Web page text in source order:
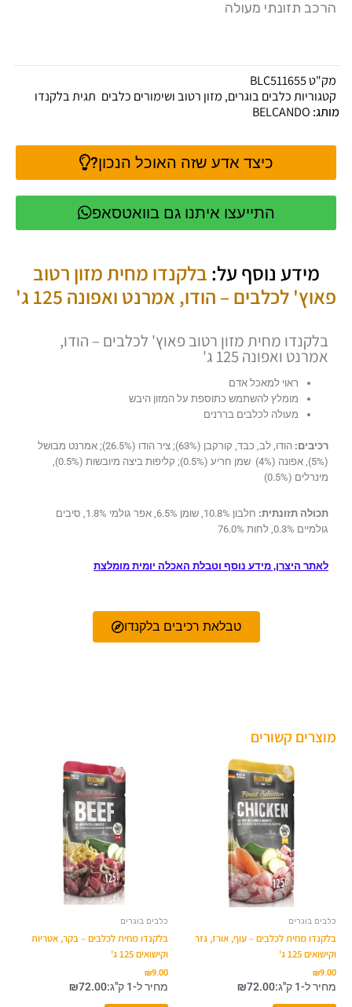
הרכב תזונתי מעולה
מק"טBLC511655
קטגוריותכלבים בוגרים, מזון רטוב ושימורים כלבים תגיתבלקנדו
מותג: BELCANDO
כיצד אדע שזה האוכל הנכון?
התייעצו איתנו גם בוואטסאפ
מידע נוסף על: בלקנדו מחית מזון רטוב
פאוץ' לכלבים – הודו, אמרנט ואפונה 125 ג'
בלקנדו מחית מזון רטוב פאוץ' לכלבים – הודו,
אמרנט ואפונה 125 ג'
ראוי למאכל אדם
מומלץ להשתמש כתוספת על המזון היבש
מעולה לכלבים בררנים
רכיבים:
הודו, לב, כבד, קורקבן (63%); ציר הודו (26.5%); אמרנט מבושל
(5%), אפונה (4%) שמן חריע (0.5%); קליפות ביצה מיובשות (0.5%),
מינרלים (0.5%)
תכולה תזונתית:
חלבון 10.8%, שומן 6.5%, אפר גולמי 1.8%, סיבים
גולמיים 0.3%, לחות 76.0%
לאתר היצרן, מידע נוסף וטבלת האכלה יומית מומלצת
טבלאת רכיבים בלקנדו
מוצרים קשורים
כלבים בוגרים
בלקנדו מחית לכלבים – עוף, אורז, גזר
וקישואים 125 ג'
₪9.00
מחיר ל-1 ק"ג: ₪72.00
כלבים בוגרים
בלקנדו מחית לכלבים – בקר, אטריות
וקישואים 125 ג'
₪9.00
מחיר ל-1 ק"ג: ₪72.00